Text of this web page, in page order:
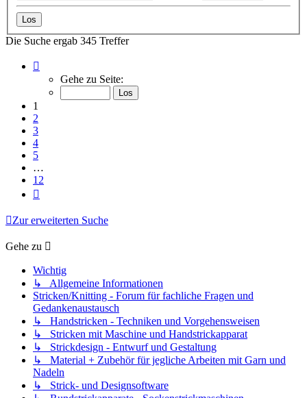
Die Suche ergab 345 Treffer
von
Gehe zu Seite:
1
2
3
4
5
…
12
Zur erweiterten Suche
Gehe zu
Wichtig
↳ Allgemeine Informationen
Stricken/Knitting - Forum für fachliche Fragen und
Gedankenaustausch
↳ Handstricken - Techniken und Vorgehensweisen
↳ Stricken mit Maschine und Handstrickapparat
↳ Strickdesign - Entwurf und Gestaltung
↳ Material + Zubehör für jegliche Arbeiten mit Garn und
Nadeln
↳ Strick- und Designsoftware